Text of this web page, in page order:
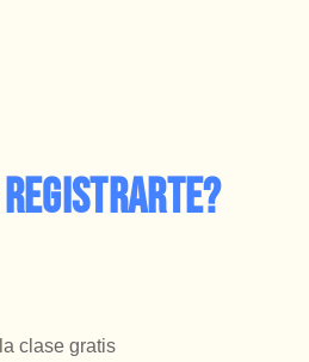
registrarte?
clase gratis